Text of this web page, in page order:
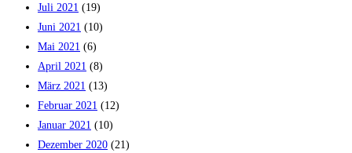
Juli 2021 (19)
Juni 2021 (10)
Mai 2021 (6)
April 2021 (8)
März 2021 (13)
Februar 2021 (12)
Januar 2021 (10)
Dezember 2020 (21)